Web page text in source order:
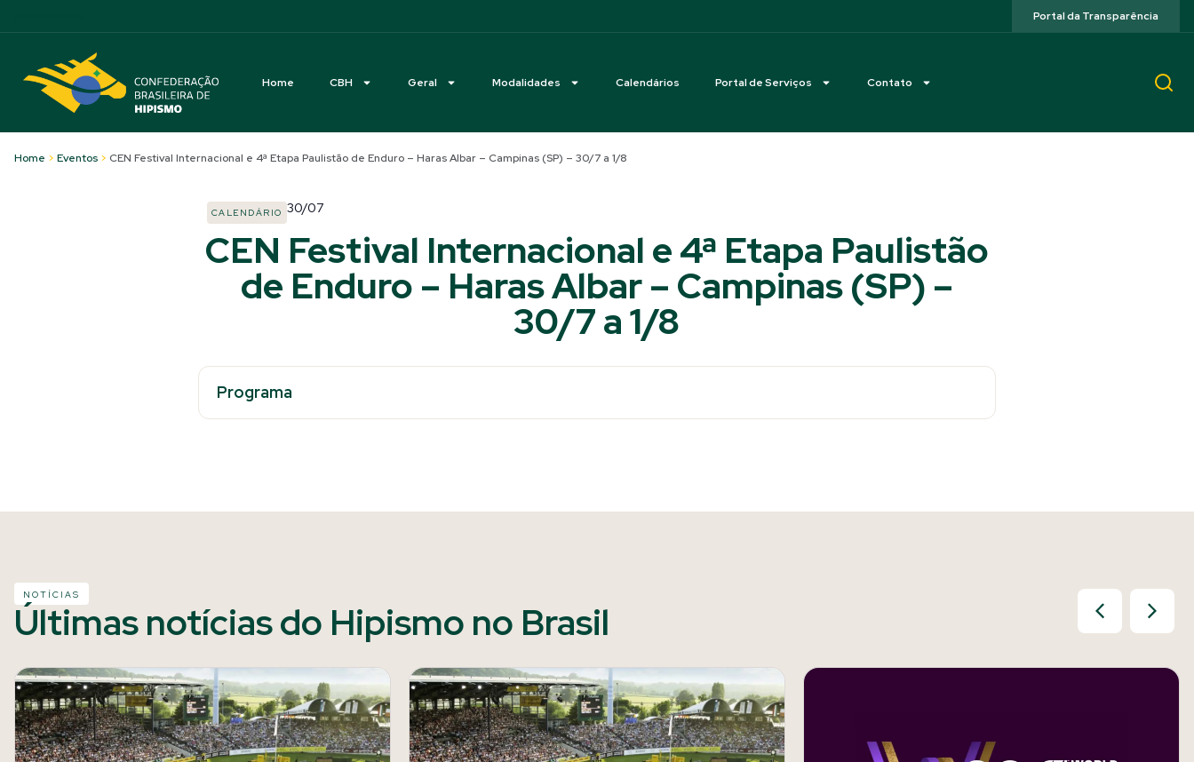
Portal da Transparência
Home CBH Geral Modalidades Calendários Portal de Serviços Contato
Home > Eventos > CEN Festival Internacional e 4ª Etapa Paulistão de Enduro – Haras Albar – Campinas (SP) – 30/7 a 1/8
CALENDÁRIO 30/07
CEN Festival Internacional e 4ª Etapa Paulistão
de Enduro – Haras Albar – Campinas (SP) –
30/7 a 1/8
Programa
NOTÍCIAS
Últimas notícias do Hipismo no Brasil